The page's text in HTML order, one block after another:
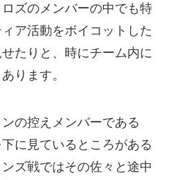
ズのメンバーの中でも特
ア活動をボイコットした
たりと、時にチーム内に
ります。
の控えメンバーである
に見ているところがある
ズ戦ではその佐々と途中